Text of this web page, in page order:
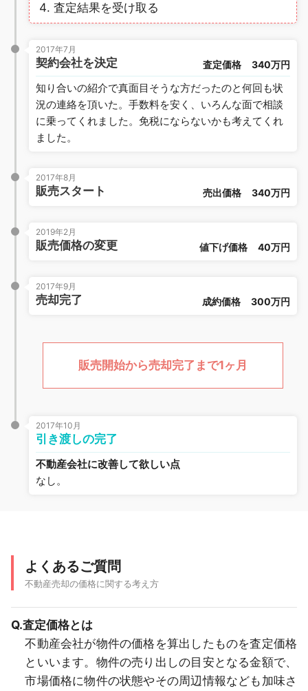
査定結果を受け取る
2017年7月
契約会社を決定 査定価格 340万円
知り合いの紹介で真面目そうな方だったのと何回も状
況の連絡を頂いた。手数料を安く、いろんな面で相談
に乗ってくれました。免税にならないかも考えてくれ
ました。
2017年8月
販売スタート 売出価格 340万円
2019年2月
販売価格の変更 値下げ価格 40万円
2017年9月
売却完了 成約価格 300万円
販売開始から売却完了まで1ヶ月
2017年10月
引き渡しの完了
不動産会社に改善して欲しい点
なし。
よくあるご質問
不動産売却の価格に関する考え方
Q.査定価格とは
不動産会社が物件の価格を算出したものを査定価格
といいます。物件の売り出しの目安となる金額で、
市場価格に物件の状態やその周辺情報なども加味さ